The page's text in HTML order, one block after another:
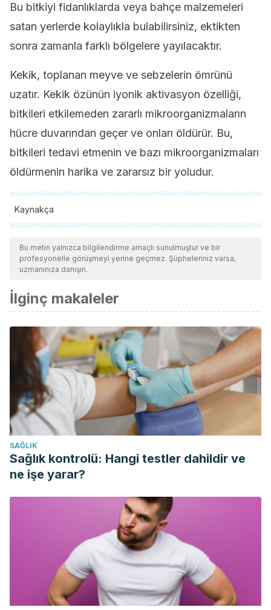
Bu bitkiyi fidanlıklarda veya bahçe malzemeleri
satan yerlerde kolaylıkla bulabilirsiniz, ektikten
sonra zamanla farklı bölgelere yayılacaktır.
Kekik, toplanan meyve ve sebzelerin ömrünü
uzatır. Kekik özünün iyonik aktivasyon özelliği,
bitkileri etkilemeden zararlı mikroorganizmaların
hücre duvarından geçer ve onları öldürür. Bu,
bitkileri tedavi etmenin ve bazı mikroorganizmaları
öldürmenin harika ve zararsız bir yoludur.
Kaynakça
Tüm alıntı yapılan kaynaklar, kalitelerini, güvenilirliklerini,
güncelliklerini ve geçerliliklerini sağlamak için ekibimiz
tarafından derinlemesine incelendi. Bu makalenin bibliyografisi
kabul edildi.
López Luengo, M. T. (2006). Tomillo: propiedades
farmacológicas e indicaciones terapéuticas. Offarm:
Farmacia y Sociedad, ISSN 0212-047X, Vol. 25, No. 1 (ENE),
2006, Págs. 74-77, 25(1), 74–77. Retrieved from
https://dialnet.unirioja.es/servlet/articulo?codigo=5324615
Botanical online. (n.d.)
. Propiedades medicinales del
tomillo. Retrieved January 10, 2019, from
https://www.botanical-online.com/medicinalstimo.htm
Bu metin yalnızca bilgilendirme amaçlı sunulmuştur ve bir
profesyonelle görüşmeyi yerine geçmez. Şüpheleriniz varsa,
uzmanınıza danışın.
İlginç makaleler
SAĞLIK
Sağlık kontrolü: Hangi testler dahildir ve
ne işe yarar?